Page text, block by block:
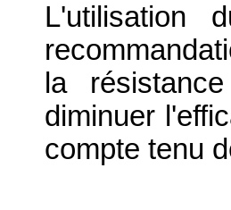
L'utilisation
la
diminuer
compte tenu